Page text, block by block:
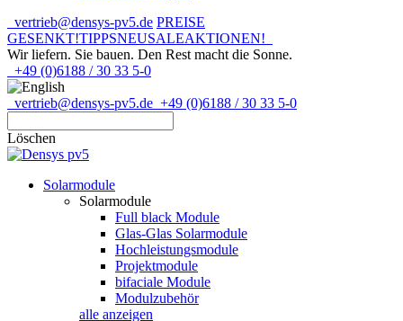
vertrieb@densys-pv5.de PREISE
GESENKT!TIPPSNEUSALEAKTIONEN!
Wir liefern. Sie bauen. Den Rest macht die Sonne.
+49 (0)6188 / 30 33 5-0
vertrieb@densys-pv5.de +49 (0)6188 / 30 33 5-0
Löschen
Solarmodule
Solarmodule
Full black Module
Glas-Glas Solarmodule
Hochleistungsmodule
Projektmodule
bifaciale Module
Modulzubehör
alle anzeigen